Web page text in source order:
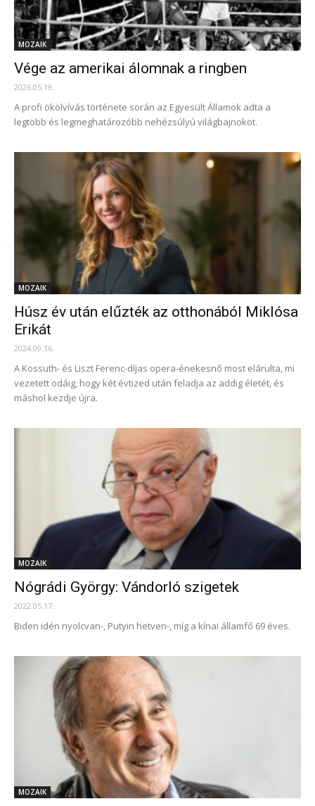
MOZAIK
Vége az amerikai álomnak a ringben
2026.05.19.
A profi ökölvívás története során az Egyesült Államok adta a
legtöbb és legmeghatározóbb nehézsúlyú világbajnokot.
MOZAIK
Húsz év után elűzték az otthonából Miklósa
Erikát
2024.09.16.
A Kossuth- és Liszt Ferenc-díjas opera-énekesnő most elárulta, mi
vezetett odáig, hogy két évtized után feladja az addig életét, és
máshol kezdje újra.
MOZAIK
Nógrádi György: Vándorló szigetek
2022.05.17.
Biden idén nyolcvan-, Putyin hetven-, míg a kínai államfő 69 éves.
MOZAIK